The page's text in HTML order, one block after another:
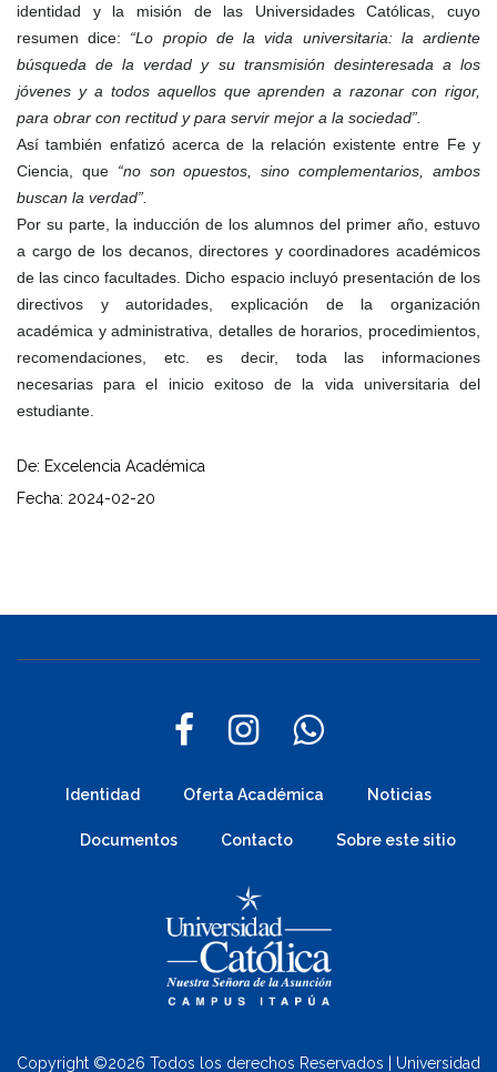
identidad y la misión de las Universidades Católicas, cuyo
resumen dice: “Lo propio de la vida universitaria: la ardiente
búsqueda de la verdad y su transmisión desinteresada a los
jóvenes y a todos aquellos que aprenden a razonar con rigor,
para obrar con rectitud y para servir mejor a la sociedad”.
Así también enfatizó acerca de la relación existente entre Fe y
Ciencia, que “no son opuestos, sino complementarios, ambos
buscan la verdad”.
Por su parte, la inducción de los alumnos del primer año, estuvo
a cargo de los decanos, directores y coordinadores académicos
de las cinco facultades. Dicho espacio incluyó presentación de los
directivos y autoridades, explicación de la organización
académica y administrativa, detalles de horarios, procedimientos,
recomendaciones, etc. es decir, toda las informaciones
necesarias para el inicio exitoso de la vida universitaria del
estudiante.
De: Excelencia Académica
Fecha: 2024-02-20
Identidad Oferta Académica Noticias
Documentos Contacto Sobre este sitio
Copyright ©2026 Todos los derechos Reservados | Universidad